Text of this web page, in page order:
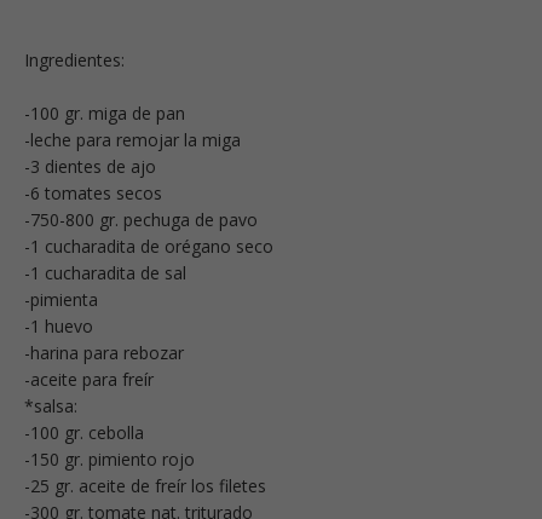
Ingredientes:
-100 gr. miga de pan
-leche para remojar la miga
-3 dientes de ajo
-6 tomates secos
-750-800 gr. pechuga de pavo
-1 cucharadita de orégano seco
-1 cucharadita de sal
-pimienta
-1 huevo
-harina para rebozar
-aceite para freír
*salsa:
-100 gr. cebolla
-150 gr. pimiento rojo
-25 gr. aceite de freír los filetes
-300 gr. tomate nat. triturado